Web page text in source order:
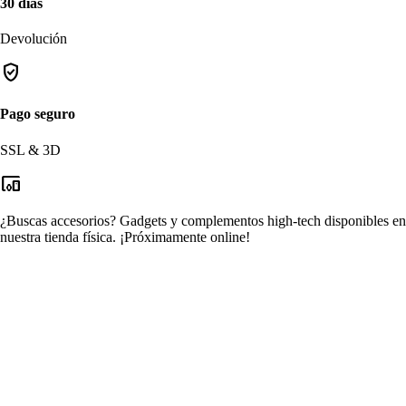
Devolución
verified_user
Pago seguro
SSL & 3D
devices_other
¿Buscas accesorios? Gadgets y complementos high-tech disponibles en
nuestra tienda física. ¡Próximamente online!